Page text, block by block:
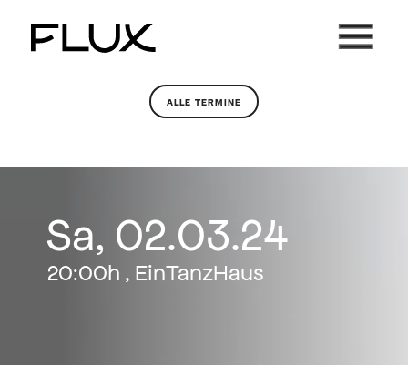
Inhalt
ALLE TERMINE
Sa, 02.03.24
20:00h , EinTanzHaus